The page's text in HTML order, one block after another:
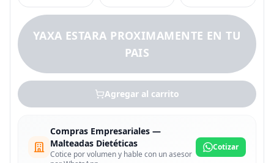
YAXA ESTARA PROXIMAMENTE EN TU
PAIS
Agregar al carrito
Compras Empresariales —
Malteadas Dietéticas
Cotice por volumen y hable con un asesor
Cotizar